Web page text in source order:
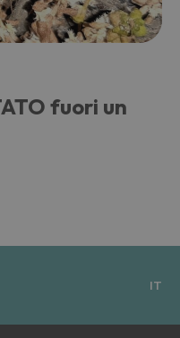
fuori un
IT